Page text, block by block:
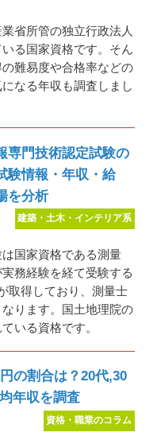
省所管の独立行政法人
る国家資格です。そん
難易度や合格率などの
なる年収も調査しまし
専門技術認定試験の
験情報・年収・給
を分析
建築・土木・インテリア系
国家資格である測量
務経験を経て受験する
取得しており、測量士
ります。国土地理院の
いる資格です。
の割合は？20代,30
年収を調査
資格・職業のコラム